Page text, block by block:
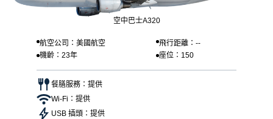
空中巴士A320
航空公司：美國航空
飛行距離：--
機齡：23年
座位：150
餐膳服務：提供
Wi-Fi：提供
USB 插頭：提供